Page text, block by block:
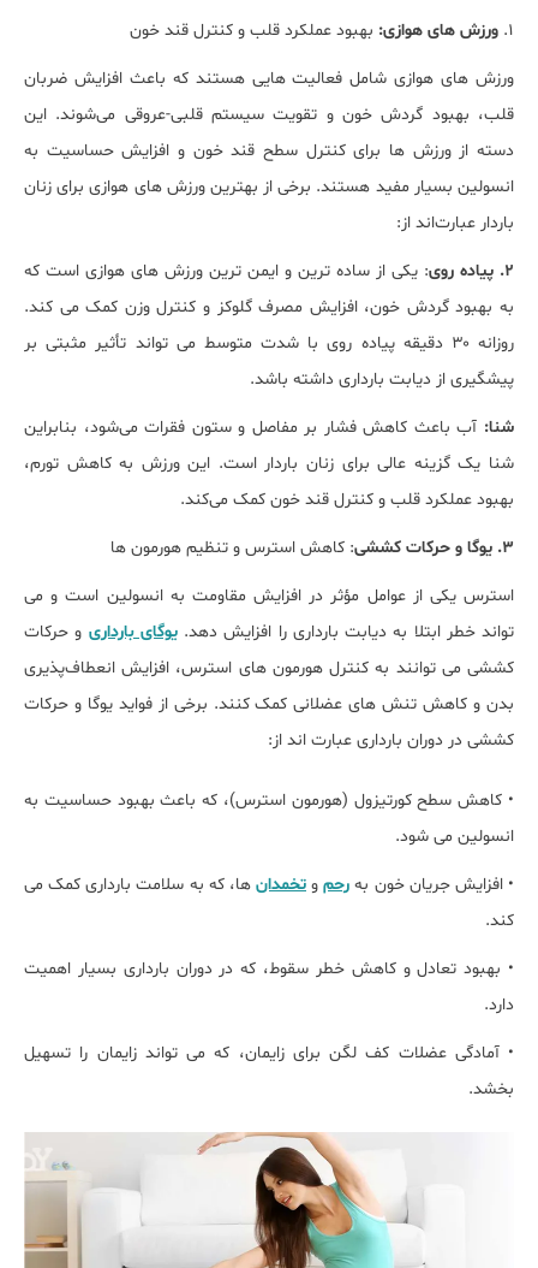
1. ورزش‌ های هوازی: بهبود عملکرد قلب و کنترل قند خون
ورزش‌ های هوازی شامل فعالیت ‌هایی هستند که باعث افزایش ضربان
قلب، بهبود گردش خون و تقویت سیستم قلبی-عروقی می‌شوند. این
دسته از ورزش‌ ها برای کنترل سطح قند خون و افزایش حساسیت به
انسولین بسیار مفید هستند. برخی از بهترین ورزش ‌های هوازی برای زنان
باردار عبارت‌اند از:
2. پیاده‌ روی
: یکی از ساده ‌ترین و ایمن‌ ترین ورزش ‌های هوازی است که
به بهبود گردش خون، افزایش مصرف گلوکز و کنترل وزن کمک می ‌کند.
روزانه ۳۰ دقیقه پیاده ‌روی با شدت متوسط می ‌تواند تأثیر مثبتی بر
پیشگیری از دیابت بارداری داشته باشد.
شنا: آب باعث کاهش فشار بر مفاصل و ستون فقرات می‌شود، بنابراین
شنا یک گزینه عالی برای زنان باردار است. این ورزش به کاهش تورم،
بهبود عملکرد قلب و کنترل قند خون کمک می‌کند.
3. یوگا و حرکات کششی : کاهش استرس و تنظیم هورمون ‌ها
استرس یکی از عوامل مؤثر در افزایش مقاومت به انسولین است و می‌
تواند خطر ابتلا به دیابت بارداری را افزایش دهد.یوگای بارداری و حرکات
کششی می‌ توانند به کنترل هورمون ‌های استرس، افزایش انعطاف‌پذیری
بدن و کاهش تنش ‌های عضلانی کمک کنند. برخی از فواید یوگا و حرکات
کششی در دوران بارداری عبارت ‌اند از:
• کاهش سطح کورتیزول (هورمون استرس)، که باعث بهبود حساسیت به
انسولین می ‌شود.
• افزایش جریان خون به رحمو تخمدان‌ ها، که به سلامت بارداری کمک می
‌کند.
• بهبود تعادل و کاهش خطر سقوط، که در دوران بارداری بسیار اهمیت
دارد.
• آمادگی عضلات کف لگن برای زایمان، که می‌ تواند زایمان را تسهیل
بخشد.